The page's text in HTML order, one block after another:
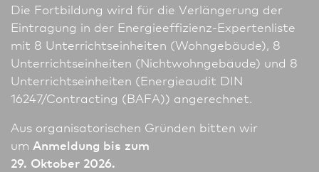
Die Fortbildung wird für die Verlängerung der
Eintragung in der Energieeffizienz-Expertenliste
mit 8 Unter­richts­einheiten (Wohngebäude), 8
Unter­richts­einheiten (Nichtwohngebäude) und 8
Unter­richts­einheiten (Energieaudit DIN
16247/Contracting (BAFA)) angerechnet.
Aus organisatorischen Gründen bitten wir
um Anmeldung bis zum
29. Oktober 2026.